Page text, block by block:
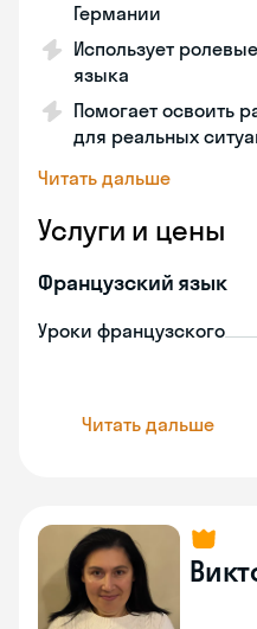
Германии
Использует
языка
Помогает освоить
для реальных
Читать дальше
Услуги и цены
Французский язык
Уроки французского
Читать дальше